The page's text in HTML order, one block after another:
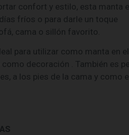
confort y estilo, esta manta
fríos o para darle un toque
cama o sillón favorito.
para utilizar como manta en
decoración . También es
a los pies de la cama y como